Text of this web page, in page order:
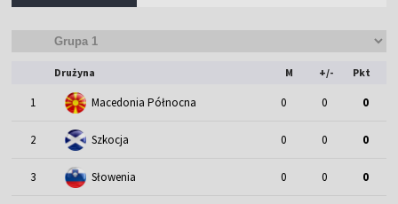
Drużyna M +/- Pkt
1 Macedonia Północna 0 0 0
2 Szkocja 0 0 0
3 Słowenia 0 0 0